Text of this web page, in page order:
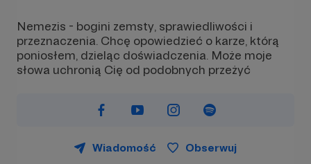
Nemezis - bogini zemsty, sprawiedliwości i
przeznaczenia. Chcę opowiedzieć o karze, którą
poniosłem, dzieląc doświadczenia. Może moje
słowa uchronią Cię od podobnych przeżyć
Wiadomość Obserwuj